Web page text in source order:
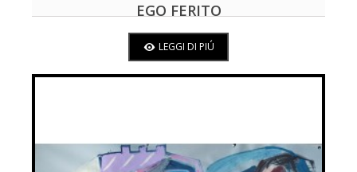
EGO FERITO
LEGGI DI PIÚ